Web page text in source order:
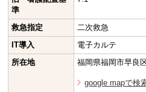
準
救急指定
二次救急
IT導入
電子カルテ
所在地
福岡県福岡市早良
google mapで検